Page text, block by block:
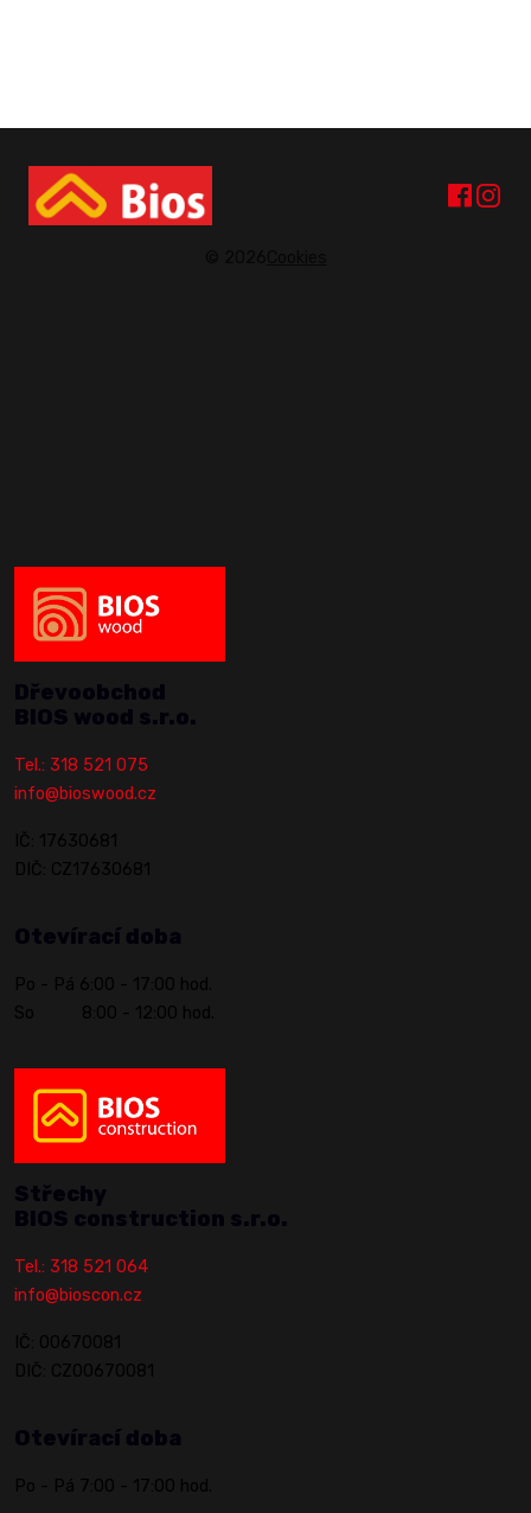
Dřevoobchod
BIOS wood s.r.o.
Tel.: 318 521 075
info@bioswood.cz
IČ: 17630681
DIČ: CZ17630681
Otevírací doba
Po - Pá 6:00 - 17:00 hod.
So 8:00 - 12:00 hod.
Střechy
BIOS construction s.r.o.
Tel.: 318 521 064
info@bioscon.cz
IČ: 00670081
DIČ: CZ00670081
Otevírací doba
Po - Pá 7:00 - 17:00 hod.